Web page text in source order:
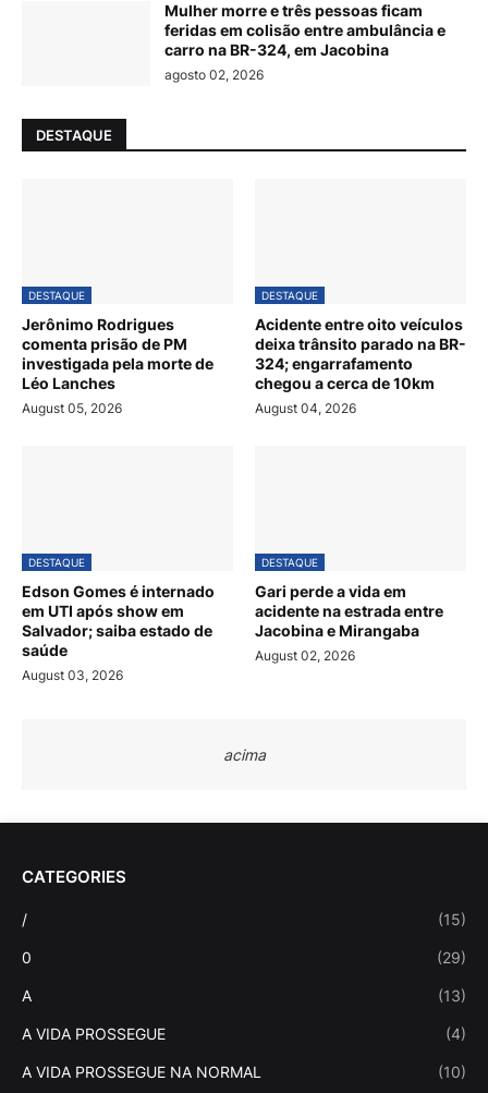
Mulher morre e três pessoas ficam
feridas em colisão entre ambulância e
carro na BR-324, em Jacobina
agosto 02, 2026
DESTAQUE
DESTAQUE
Jerônimo Rodrigues
comenta prisão de PM
investigada pela morte de
Léo Lanches
August 05, 2026
DESTAQUE
Acidente entre oito veículos
deixa trânsito parado na BR-
324; engarrafamento
chegou a cerca de 10km
August 04, 2026
DESTAQUE
Edson Gomes é internado
em UTI após show em
Salvador; saiba estado de
saúde
August 03, 2026
DESTAQUE
Gari perde a vida em
acidente na estrada entre
Jacobina e Mirangaba
August 02, 2026
acima
CATEGORIES
/ (15)
0 (29)
A (13)
A VIDA PROSSEGUE (4)
A VIDA PROSSEGUE NA NORMAL (10)